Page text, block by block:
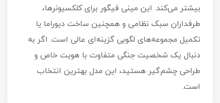
بیشتر می‌کند. این مینی فیگور برای کلکسیونرها،
طرفداران سبک نظامی و همچنین ساخت دیوراما یا
تکمیل مجموعه‌های لگویی گزینه‌ای عالی است. اگر به
دنبال یک شخصیت جنگی متفاوت با هویت خاص و
طراحی چشم‌گیر هستید، این مدل بهترین انتخاب
است.